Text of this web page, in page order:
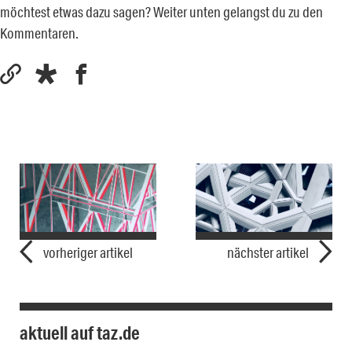
möchtest etwas dazu sagen? Weiter unten gelangst du zu den
Kommentaren.
vorheriger artikel nächster artikel
aktuell auf taz.de